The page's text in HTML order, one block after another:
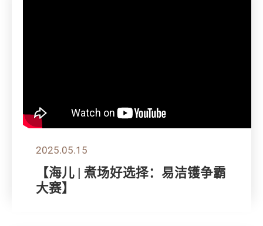
2025.05.15
【海儿 | 煮场好选择：易洁镬争霸
大赛】